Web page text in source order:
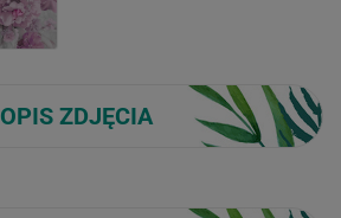
OPIS ZDJĘCIA